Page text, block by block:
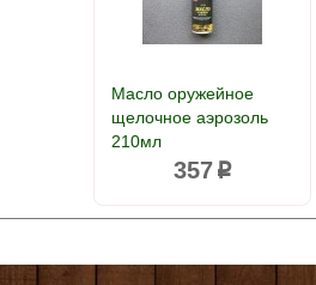
Масло оружейное
щелочное аэрозоль
210мл
357p